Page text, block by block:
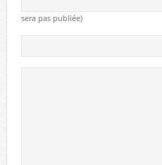
sera pas publiée)